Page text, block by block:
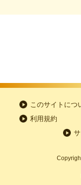
このサイトにつ
利用規約